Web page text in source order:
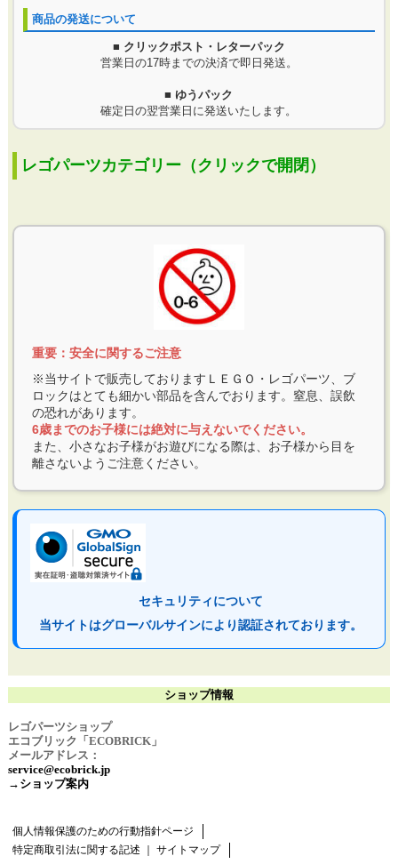
商品の発送について
■ クリックポスト・レターパック
営業日の17時までの決済で即日発送。
■ ゆうパック
確定日の翌営業日に発送いたします。
レゴパーツカテゴリー（クリックで開閉）
重要：安全に関するご注意
※当サイトで販売しておりますＬＥＧＯ・レゴパーツ、ブ
ロックはとても細かい部品を含んでおります。窒息、誤飲
の恐れがあります。
6歳までのお子様には絶対に与えないでください。
また、小さなお子様がお遊びになる際は、お子様から目を
離さないようご注意ください。
セキュリティについて
当サイトはグローバルサインにより認証されております。
ショップ情報
レゴパーツショップ
エコブリック「ECOBRICK」
メールアドレス：
service@ecobrick.jp
→ショップ案内
個人情報保護のための行動指針ページ
特定商取引法に関する記述
｜サイトマップ